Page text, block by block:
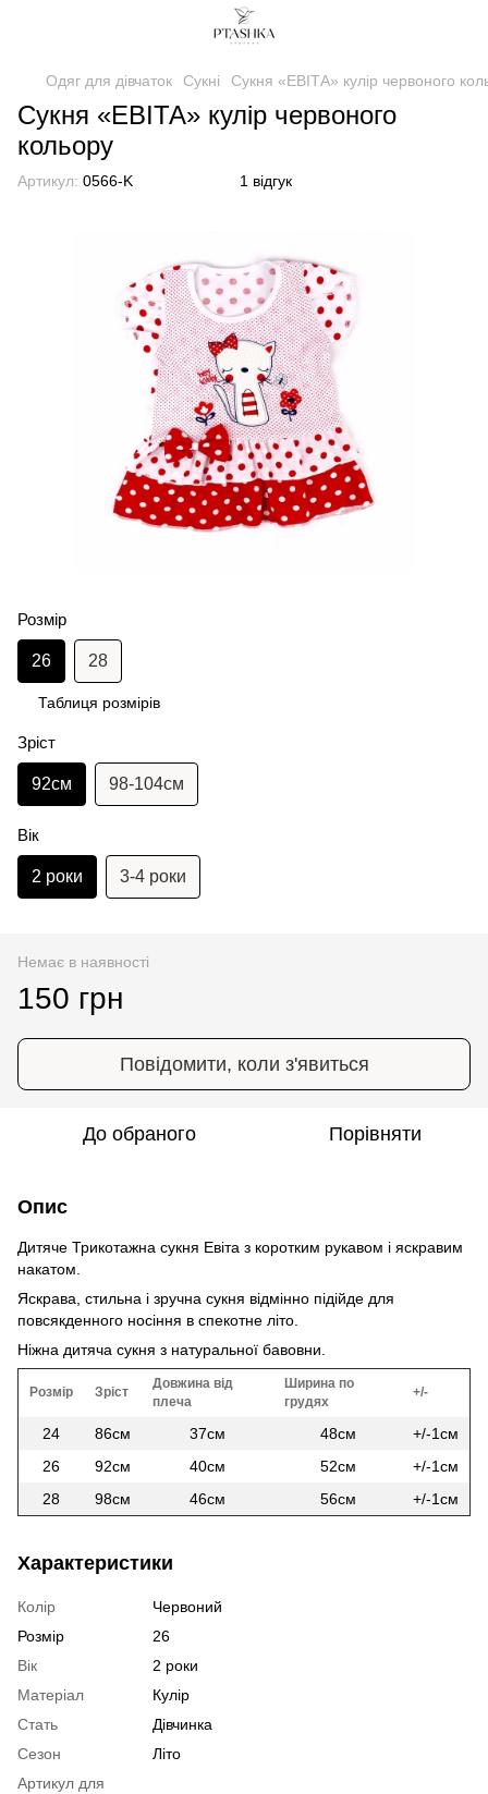
Одяг для дівчаток Сукні Сукня «ЕВІТА» кулір червоного
Сукня «ЕВІТА» кулір червоного
кольору
Артикул: 0566-K 1 відгук
Розмір
26 28
Таблиця розмірів
Зріст
92см 98-104см
Вік
2 роки 3-4 роки
Немає в наявності
150 грн
Повідомити, коли з'явиться
До обраного Порівняти
Опис
Дитяче Трикотажна сукня Евіта з коротким рукавом і яскравим
накатом.
Яскрава, стильна і зручна сукня відмінно підійде для
повсякденного носіння в спекотне літо.
Ніжна дитяча сукня з натуральної бавовни.
Розмір Зріст
Довжина від
плеча
Ширина по
грудях
+/-
24 86см 37см 48см
+/-1см
26
92см 40см 52см
+/-1см
28
98см 46см 56см +/-1см
Характеристики
Колір
Червоний
Розмір
26
Вік
2 роки
Матеріал
Кулір
Стать
Дівчинка
Сезон
Літо
Артикул для